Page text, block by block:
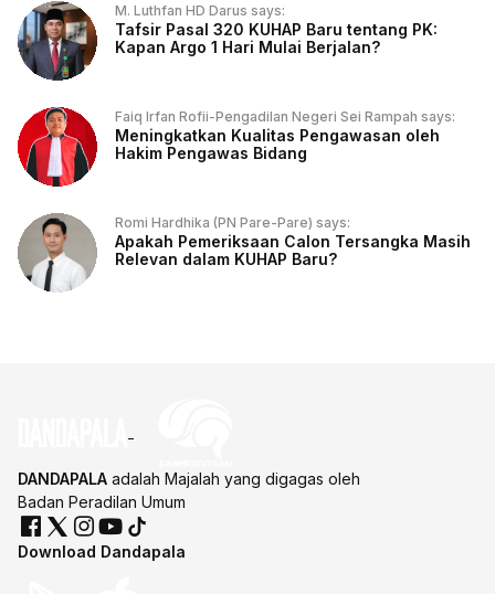
M. Luthfan HD Darus says:
Tafsir Pasal 320 KUHAP Baru tentang PK:
Kapan Argo 1 Hari Mulai Berjalan?
Faiq Irfan Rofii-Pengadilan Negeri Sei Rampah says:
Meningkatkan Kualitas Pengawasan oleh
Hakim Pengawas Bidang
Romi Hardhika (PN Pare-Pare) says:
Apakah Pemeriksaan Calon Tersangka Masih
Relevan dalam KUHAP Baru?
DANDAPALA adalah Majalah yang digagas oleh
Badan Peradilan Umum
Download Dandapala